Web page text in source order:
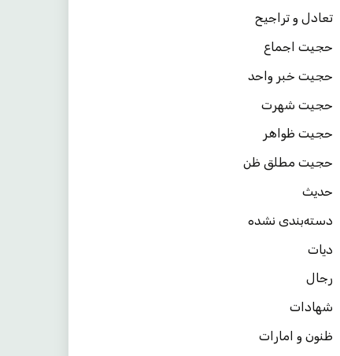
تعادل و تراجیح
حجیت اجماع
حجیت خبر واحد
حجیت شهرت
حجیت ظواهر
حجیت مطلق ظن
حدیث
دسته‌بندی نشده
دیات
رجال
شهادات
ظنون و امارات